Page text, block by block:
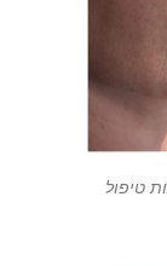
טיפול